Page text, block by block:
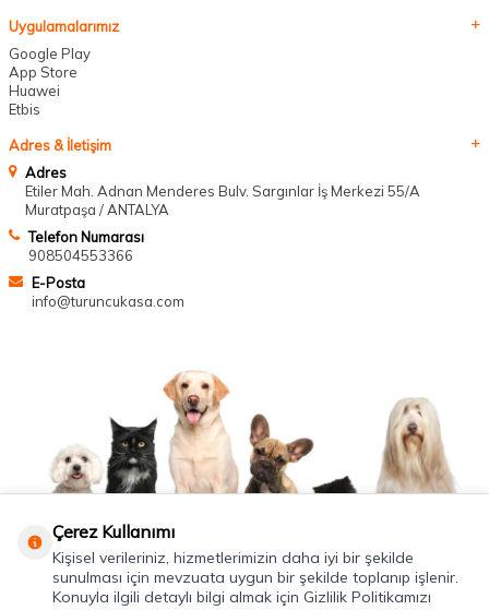
Uygulamalarımız
Google Play
App Store
Huawei
Etbis
Adres & İletişim
Adres
Etiler Mah. Adnan Menderes Bulv. Sargınlar İş Merkezi 55/A
Muratpaşa / ANTALYA
Telefon Numarası
908504553366
E-Posta
info@turuncukasa.com
Çerez Kullanımı
Kişisel verileriniz, hizmetlerimizin daha iyi bir şekilde
sunulması için mevzuata uygun bir şekilde toplanıp işlenir.
Konuyla ilgili detaylı bilgi almak için Gizlilik Politikamızı